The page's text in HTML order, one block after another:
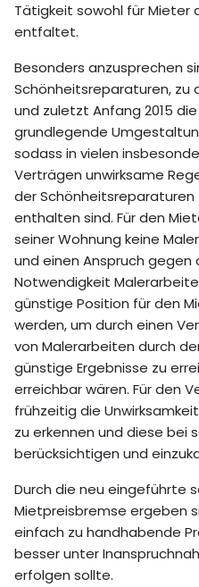
Tätigkeit sowohl für Mieter
entfaltet.
Besonders anzusprechen
Schönheitsreparaturen, zu
und zuletzt Anfang 2015
grundlegende
sodass in vielen
Verträgen unwirksame
der
enthalten sind. Für den
seiner Wohnung keine
und einen Anspruch
Notwendigkeit
günstige Position für den
werden, um durch einen
von Malerarbeiten durch
günstige Ergebnisse zu
erreichbar wären. Für den
frühzeitig die
zu erkennen und diese bei
berücksichtigen und
Durch die neu eingeführte
Mietpreisbremse ergeben
einfach zu handhabende
besser unter
erfolgen sollte.